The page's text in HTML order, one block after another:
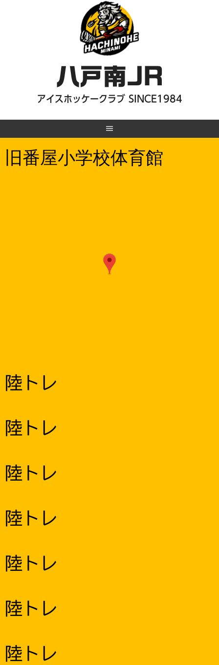
八戸南JR
アイスホッケークラブ SINCE1984
旧番屋小学校体育館
陸トレ
陸トレ
陸トレ
陸トレ
陸トレ
陸トレ
陸トレ